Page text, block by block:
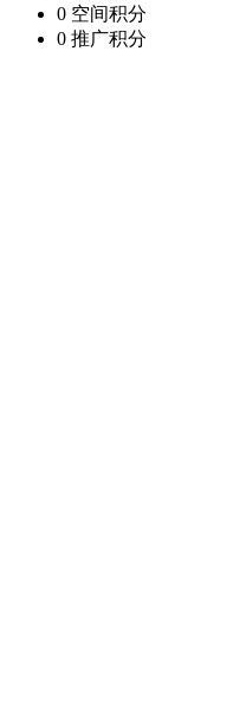
0 空间积分
0 推广积分